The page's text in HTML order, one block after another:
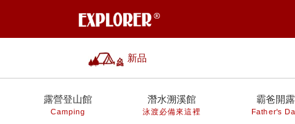
新品
露營登山館
Camping
潛水溯溪館
泳渡必備來這裡
霸爸開露
Father's